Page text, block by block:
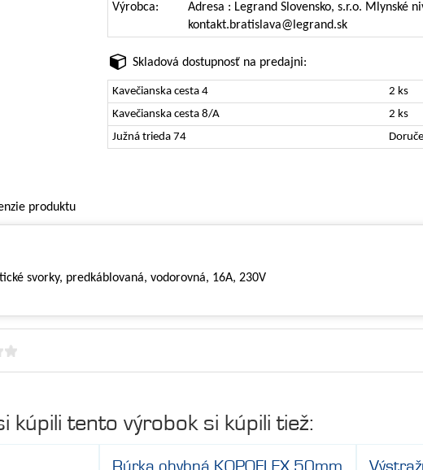
Výrobca:
Adresa : Legrand Slovensko, s.r.o. Mlynské
kontakt.bratislava@legrand.sk
Skladová dostupnosť na predajni:
Kavečianska cesta 4
2 ks
Kavečianska cesta 8/A
2 ks
Južná trieda 74
produktu
svorky, predkáblovaná, vodorovná, 16A, 230V
kúpili tento výrobok si kúpili tiež:
Rúrka ohybná KOPOFLEX 50mm